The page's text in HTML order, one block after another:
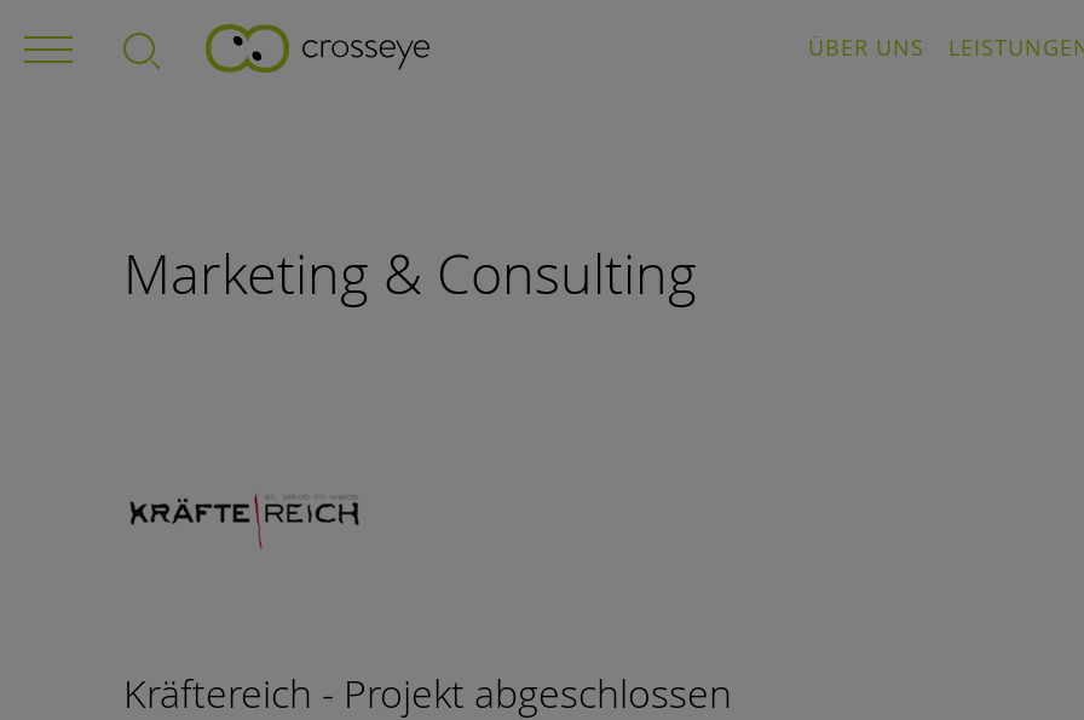
ÜBER UNS
Marketing & Consulting
Kräftereich - Projekt abgeschlossen